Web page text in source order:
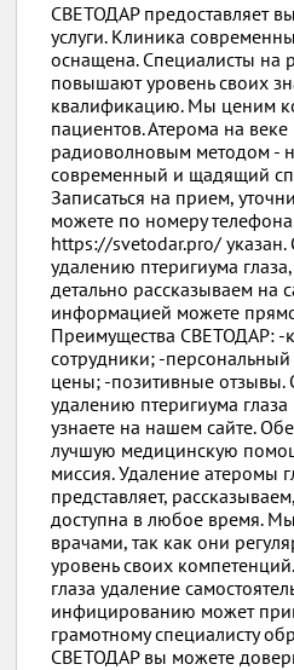
СВЕТОДАР предоставляет
услуги. Клиника
оснащена. Специалисты на
повышают уровень своих
квалификацию. Мы ценим
пациентов. Атерома на веке
радиоволновым методом -
современный и щадящий
Записаться на прием,
можете по номеру
https://svetodar.pro/
удалению птеригиума
детально рассказываем на
информацией можете
Преимущества СВЕТОДАР: -
сотрудники; -
цены; -позитивные отзывы.
удалению птеригиума глаза
узнаете на нашем сайте.
лучшую медицинскую
миссия. Удаление атеромы
представляет,
доступна в любое время.
врачами, так как они
уровень своих
глаза удаление
инфицированию может
грамотному специалисту
СВЕТОДАР вы можете